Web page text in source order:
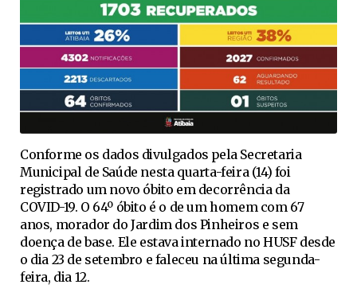
Conforme os dados divulgados pela Secretaria
Municipal de Saúde nesta quarta-feira (14) foi
registrado um novo óbito em decorrência da
COVID-19. O 64º óbito é o de um homem com 67
anos, morador do Jardim dos Pinheiros e sem
doença de base. Ele estava internado no HUSF desde
o dia 23 de setembro e faleceu na última segunda-
feira, dia 12.